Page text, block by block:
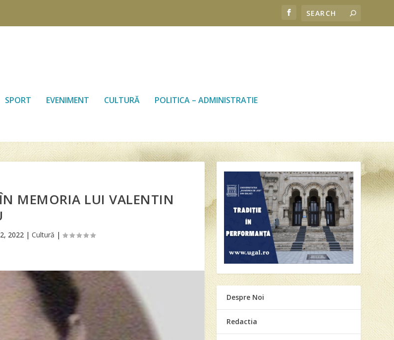
SPORT EVENIMENT CULTURĂ POLITICA – ADMINISTRATIE
MEMORIA LUI VALENTIN
2022 |Cultură |
Despre Noi
Redactia